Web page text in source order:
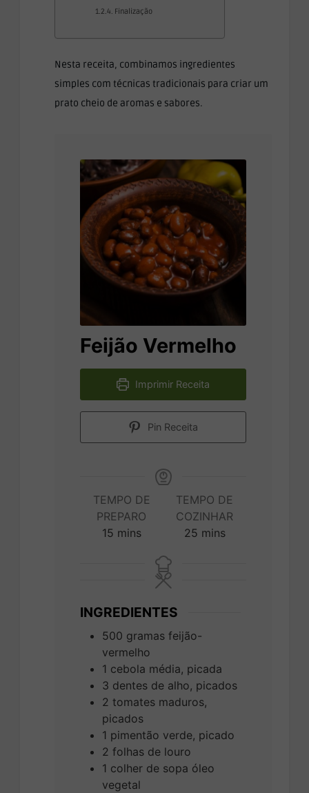
Finalização
Nesta receita, combinamos ingredientes
simples com técnicas tradicionais para criar um
prato cheio de aromas e sabores.
Feijão Vermelho
Imprimir Receita
Pin Receita
TEMPO DE
PREPARO
15minutes
mins
TEMPO DE
COZINHAR
25minutes
mins
INGREDIENTES
500 gramas feijão-
vermelho
1 cebola média, picada
3 dentes de alho, picados
2 tomates maduros,
picados
1 pimentão verde, picado
2 folhas de louro
1 colher de sopa óleo
vegetal